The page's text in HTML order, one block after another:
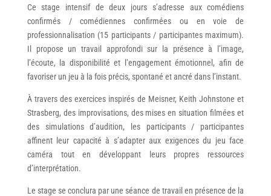
Ce stage intensif de deux jours s’adresse aux comédiens
confirmés / comédiennesconfirmées ou en voie de
professionnalisation (15 participants / participantes maximum).
Il propose un travail approfondi sur la présence à l’image,
l’écoute, la disponibilité et l’engagement émotionnel, afin de
favoriser un jeu à la fois précis, spontané et ancré dans l’instant.
À travers des exercices inspirés de Meisner, Keith Johnstone et
Strasberg, des improvisations, des mises en situation filmées et
des simulations d’audition, les participants / participantes
affinent leur capacité à s’adapter aux exigences du jeu face
caméra tout en développant leurs propres ressources
d’interprétation.
Le stage se conclura par une séance de travail en présence de la